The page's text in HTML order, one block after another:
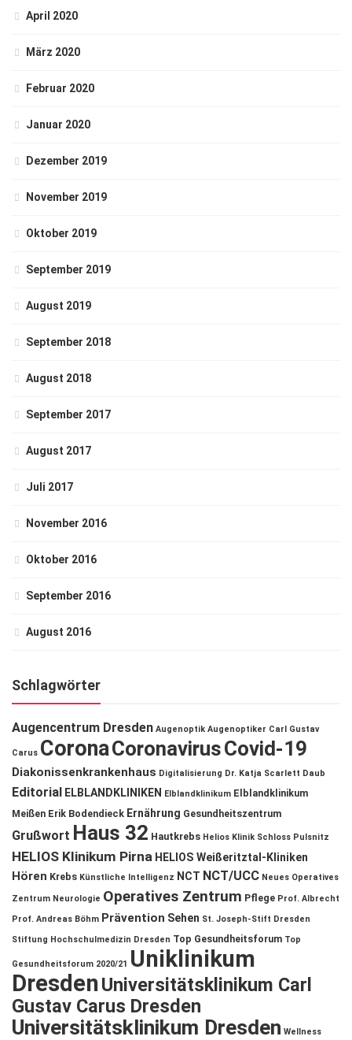
April 2020
März 2020
Februar 2020
Januar 2020
Dezember 2019
November 2019
Oktober 2019
September 2019
August 2019
September 2018
August 2018
September 2017
August 2017
Juli 2017
November 2016
Oktober 2016
September 2016
August 2016
Schlagwörter
Augencentrum Dresden Augenoptik Augenoptiker Carl Gustav
Carus CoronaCoronavirusCovid-19
Diakonissenkrankenhaus Digitalisierung Dr. Katja Scarlett Daub
Editorial ELBLANDKLINIKEN Elblandklinikum Elblandklinikum
Meißen Erik Bodendieck Ernährung Gesundheitszentrum
Grußwort Haus 32 Hautkrebs Helios Klinik Schloss Pulsnitz
HELIOS Klinikum Pirna HELIOS Weißeritztal-Kliniken
Hören Krebs Künstliche Intelligenz NCT NCT/UCC Neues Operatives
Zentrum Neurologie Operatives Zentrum Pflege Prof. Albrecht
Prof. Andreas Böhm Prävention Sehen St. Joseph-Stift Dresden
Stiftung Hochschulmedizin Dresden Top Gesundheitsforum Top
Gesundheitsforum 2020/21 Uniklinikum
DresdenUniversitätsklinikum Carl
Gustav Carus Dresden
Universitätsklinikum Dresden Wellness